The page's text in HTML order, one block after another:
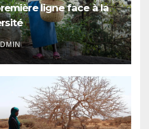
ligne face à la